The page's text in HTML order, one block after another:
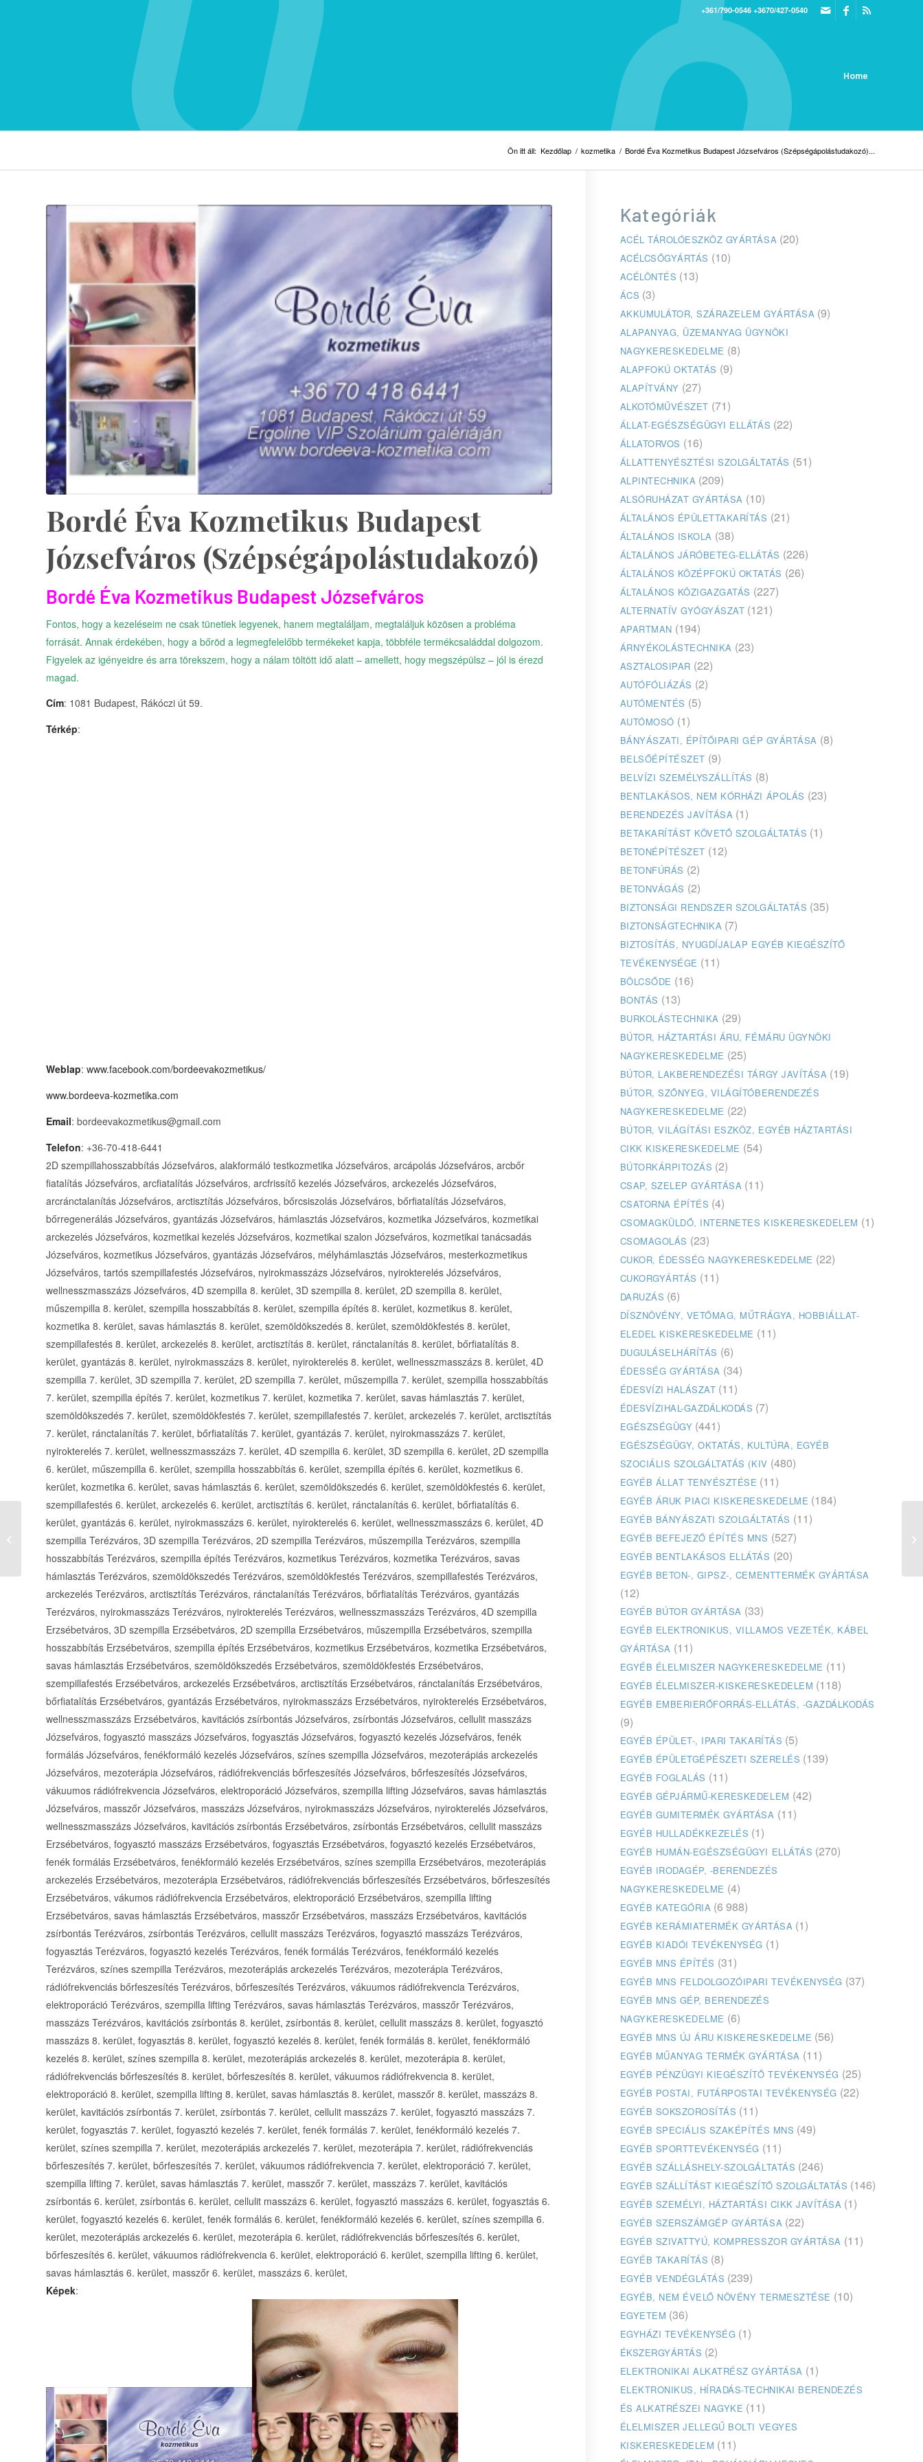
+361/790-0546 +3670/427-0540
Home
Ön itt áll: Kezdőlap / kozmetika / Bordé Éva Kozmetikus Budapest Józsefváros (Szépségápolástudakozó)...
Bordé Éva Kozmetikus Budapest
Józsefváros (Szépségápolástudakozó)
Bordé Éva Kozmetikus Budapest Józsefváros
Fontos, hogy a kezeléseim ne csak tünetiek legyenek, hanem megtaláljam, megtaláljuk közösen a probléma
forrását. Annak érdekében, hogy a bőröd a legmegfelelőbb termékeket kapja, többféle termékcsaláddal dolgozom.
Figyelek az igényeidre és arra törekszem, hogy a nálam töltött idő alatt – amellett, hogy megszépülsz – jól is érezd
magad.
Cím: 1081 Budapest, Rákóczi út 59.
Térkép:
Weblap: www.facebook.com/bordeevakozmetikus/
www.bordeeva-kozmetika.com
Email: bordeevakozmetikus@gmail.com
Telefon: +36-70-418-6441
2D szempillahosszabbítás Józsefváros, alakformáló testkozmetika Józsefváros, arcápolás Józsefváros, arcbőr
fiatalítás Józsefváros, arcfiatalítás Józsefváros, arcfrissítő kezelés Józsefváros, arckezelés Józsefváros,
arcránctalanítás Józsefváros, arctisztítás Józsefváros, bőrcsiszolás Józsefváros, bőrfiatalítás Józsefváros,
bőrregenerálás Józsefváros, gyantázás Józsefváros, hámlasztás Józsefváros, kozmetika Józsefváros, kozmetikai
arckezelés Józsefváros, kozmetikai kezelés Józsefváros, kozmetikai szalon Józsefváros, kozmetikai tanácsadás
Józsefváros, kozmetikus Józsefváros, gyantázás Józsefváros, mélyhámlasztás Józsefváros, mesterkozmetikus
Józsefváros, tartós szempillafestés Józsefváros, nyirokmasszázs Józsefváros, nyirokterelés Józsefváros,
wellnesszmasszázs Józsefváros, 4D szempilla 8. kerület, 3D szempilla 8. kerület, 2D szempilla 8. kerület,
műszempilla 8. kerület, szempilla hosszabbítás 8. kerület, szempilla építés 8. kerület, kozmetikus 8. kerület,
kozmetika 8. kerület, savas hámlasztás 8. kerület, szemöldökszedés 8. kerület, szemöldökfestés 8. kerület,
szempillafestés 8. kerület, arckezelés 8. kerület, arctisztítás 8. kerület, ránctalanítás 8. kerület, bőrfiatalítás 8.
kerület, gyantázás 8. kerület, nyirokmasszázs 8. kerület, nyirokterelés 8. kerület, wellnesszmasszázs 8. kerület, 4D
szempilla 7. kerület, 3D szempilla 7. kerület, 2D szempilla 7. kerület, műszempilla 7. kerület, szempilla hosszabbítás
7. kerület, szempilla építés 7. kerület, kozmetikus 7. kerület, kozmetika 7. kerület, savas hámlasztás 7. kerület,
szemöldökszedés 7. kerület, szemöldökfestés 7. kerület, szempillafestés 7. kerület, arckezelés 7. kerület, arctisztítás
7. kerület, ránctalanítás 7. kerület, bőrfiatalítás 7. kerület, gyantázás 7. kerület, nyirokmasszázs 7. kerület,
nyirokterelés 7. kerület, wellnesszmasszázs 7. kerület, 4D szempilla 6. kerület, 3D szempilla 6. kerület, 2D szempilla
6. kerület, műszempilla 6. kerület, szempilla hosszabbítás 6. kerület, szempilla építés 6. kerület, kozmetikus 6.
kerület, kozmetika 6. kerület, savas hámlasztás 6. kerület, szemöldökszedés 6. kerület, szemöldökfestés 6. kerület,
szempillafestés 6. kerület, arckezelés 6. kerület, arctisztítás 6. kerület, ránctalanítás 6. kerület, bőrfiatalítás 6.
kerület, gyantázás 6. kerület, nyirokmasszázs 6. kerület, nyirokterelés 6. kerület, wellnesszmasszázs 6. kerület, 4D
szempilla Terézváros, 3D szempilla Terézváros, 2D szempilla Terézváros, műszempilla Terézváros, szempilla
hosszabbítás Terézváros, szempilla építés Terézváros, kozmetikus Terézváros, kozmetika Terézváros, savas
hámlasztás Terézváros, szemöldökszedés Terézváros, szemöldökfestés Terézváros, szempillafestés Terézváros,
arckezelés Terézváros, arctisztítás Terézváros, ránctalanítás Terézváros, bőrfiatalítás Terézváros, gyantázás
Terézváros, nyirokmasszázs Terézváros, nyirokterelés Terézváros, wellnesszmasszázs Terézváros, 4D szempilla
Erzsébetváros, 3D szempilla Erzsébetváros, 2D szempilla Erzsébetváros, műszempilla Erzsébetváros, szempilla
hosszabbítás Erzsébetváros, szempilla építés Erzsébetváros, kozmetikus Erzsébetváros, kozmetika Erzsébetváros,
savas hámlasztás Erzsébetváros, szemöldökszedés Erzsébetváros, szemöldökfestés Erzsébetváros,
szempillafestés Erzsébetváros, arckezelés Erzsébetváros, arctisztítás Erzsébetváros, ránctalanítás Erzsébetváros,
bőrfiatalítás Erzsébetváros, gyantázás Erzsébetváros, nyirokmasszázs Erzsébetváros, nyirokterelés Erzsébetváros,
wellnesszmasszázs Erzsébetváros, kavitációs zsírbontás Józsefváros, zsírbontás Józsefváros, cellulit masszázs
Józsefváros, fogyasztó masszázs Józsefváros, fogyasztás Józsefváros, fogyasztó kezelés Józsefváros, fenék
formálás Józsefváros, fenékformáló kezelés Józsefváros, színes szempilla Józsefváros, mezoterápiás arckezelés
Józsefváros, mezoterápia Józsefváros, rádiófrekvenciás bőrfeszesítés Józsefváros, bőrfeszesítés Józsefváros,
vákuumos rádiófrekvencia Józsefváros, elektroporáció Józsefváros, szempilla lifting Józsefváros, savas hámlasztás
Józsefváros, masszőr Józsefváros, masszázs Józsefváros, nyirokmasszázs Józsefváros, nyirokterelés Józsefváros,
wellnesszmasszázs Józsefváros, kavitációs zsírbontás Erzsébetváros, zsírbontás Erzsébetváros, cellulit masszázs
Erzsébetváros, fogyasztó masszázs Erzsébetváros, fogyasztás Erzsébetváros, fogyasztó kezelés Erzsébetváros,
fenék formálás Erzsébetváros, fenékformáló kezelés Erzsébetváros, színes szempilla Erzsébetváros, mezoterápiás
arckezelés Erzsébetváros, mezoterápia Erzsébetváros, rádiófrekvenciás bőrfeszesítés Erzsébetváros, bőrfeszesítés
Erzsébetváros, vákumos rádiófrekvencia Erzsébetváros, elektroporáció Erzsébetváros, szempilla lifting
Erzsébetváros, savas hámlasztás Erzsébetváros, masszőr Erzsébetváros, masszázs Erzsébetváros, kavitációs
zsírbontás Terézváros, zsírbontás Terézváros, cellulit masszázs Terézváros, fogyasztó masszázs Terézváros,
fogyasztás Terézváros, fogyasztó kezelés Terézváros, fenék formálás Terézváros, fenékformáló kezelés
Terézváros, színes szempilla Terézváros, mezoterápiás arckezelés Terézváros, mezoterápia Terézváros,
rádiófrekvenciás bőrfeszesítés Terézváros, bőrfeszesítés Terézváros, vákuumos rádiófrekvencia Terézváros,
elektroporáció Terézváros, szempilla lifting Terézváros, savas hámlasztás Terézváros, masszőr Terézváros,
masszázs Terézváros, kavitációs zsírbontás 8. kerület, zsírbontás 8. kerület, cellulit masszázs 8. kerület, fogyasztó
masszázs 8. kerület, fogyasztás 8. kerület, fogyasztó kezelés 8. kerület, fenék formálás 8. kerület, fenékformáló
kezelés 8. kerület, színes szempilla 8. kerület, mezoterápiás arckezelés 8. kerület, mezoterápia 8. kerület,
rádiófrekvenciás bőrfeszesítés 8. kerület, bőrfeszesítés 8. kerület, vákuumos rádiófrekvencia 8. kerület,
elektroporáció 8. kerület, szempilla lifting 8. kerület, savas hámlasztás 8. kerület, masszőr 8. kerület, masszázs 8.
kerület, kavitációs zsírbontás 7. kerület, zsírbontás 7. kerület, cellulit masszázs 7. kerület, fogyasztó masszázs 7.
kerület, fogyasztás 7. kerület, fogyasztó kezelés 7. kerület, fenék formálás 7. kerület, fenékformáló kezelés 7.
kerület, színes szempilla 7. kerület, mezoterápiás arckezelés 7. kerület, mezoterápia 7. kerület, rádiófrekvenciás
bőrfeszesítés 7. kerület, bőrfeszesítés 7. kerület, vákuumos rádiófrekvencia 7. kerület, elektroporáció 7. kerület,
szempilla lifting 7. kerület, savas hámlasztás 7. kerület, masszőr 7. kerület, masszázs 7. kerület, kavitációs
zsírbontás 6. kerület, zsírbontás 6. kerület, cellulit masszázs 6. kerület, fogyasztó masszázs 6. kerület, fogyasztás 6.
kerület, fogyasztó kezelés 6. kerület, fenék formálás 6. kerület, fenékformáló kezelés 6. kerület, színes szempilla 6.
kerület, mezoterápiás arckezelés 6. kerület, mezoterápia 6. kerület, rádiófrekvenciás bőrfeszesítés 6. kerület,
bőrfeszesítés 6. kerület, vákuumos rádiófrekvencia 6. kerület, elektroporáció 6. kerület, szempilla lifting 6. kerület,
savas hámlasztás 6. kerület, masszőr 6. kerület, masszázs 6. kerület,
Képek:
Kategóriák
ACÉL TÁROLÓESZKÖZ GYÁRTÁSA (20)
ACÉLCSŐGYÁRTÁS (10)
ACÉLÖNTÉS (13)
ÁCS (3)
AKKUMULÁTOR, SZÁRAZELEM GYÁRTÁSA (9)
ALAPANYAG, ÜZEMANYAG ÜGYNÖKI
NAGYKERESKEDELME (8)
ALAPFOKÚ OKTATÁS (9)
ALAPÍTVÁNY (27)
ALKOTÓMŰVÉSZET (71)
ÁLLAT-EGÉSZSÉGÜGYI ELLÁTÁS (22)
ÁLLATORVOS (16)
ÁLLATTENYÉSZTÉSI SZOLGÁLTATÁS (51)
ALPINTECHNIKA (209)
ALSÓRUHÁZAT GYÁRTÁSA (10)
ÁLTALÁNOS ÉPÜLETTAKARÍTÁS (21)
ÁLTALÁNOS ISKOLA (38)
ÁLTALÁNOS JÁRÓBETEG-ELLÁTÁS (226)
ÁLTALÁNOS KÖZÉPFOKÚ OKTATÁS (26)
ÁLTALÁNOS KÖZIGAZGATÁS (227)
ALTERNATÍV GYÓGYÁSZAT (121)
APARTMAN (194)
ÁRNYÉKOLÁSTECHNIKA (23)
ASZTALOSIPAR (22)
AUTÓFÓLIÁZÁS (2)
AUTÓMENTÉS (5)
AUTÓMOSÓ (1)
BÁNYÁSZATI, ÉPÍTŐIPARI GÉP GYÁRTÁSA (8)
BELSŐÉPÍTÉSZET (9)
BELVÍZI SZEMÉLYSZÁLLÍTÁS (8)
BENTLAKÁSOS, NEM KÓRHÁZI ÁPOLÁS (23)
BERENDEZÉS JAVÍTÁSA (1)
BETAKARÍTÁST KÖVETŐ SZOLGÁLTATÁS (1)
BETONÉPÍTÉSZET (12)
BETONFÚRÁS (2)
BETONVÁGÁS (2)
BIZTONSÁGI RENDSZER SZOLGÁLTATÁS (35)
BIZTONSÁGTECHNIKA (7)
BIZTOSÍTÁS, NYUGDÍJALAP EGYÉB KIEGÉSZÍTŐ
TEVÉKENYSÉGE (11)
BÖLCSŐDE (16)
BONTÁS (13)
BURKOLÁSTECHNIKA (29)
BÚTOR, HÁZTARTÁSI ÁRU, FÉMÁRU ÜGYNÖKI
NAGYKERESKEDELME (25)
BÚTOR, LAKBERENDEZÉSI TÁRGY JAVÍTÁSA (19)
BÚTOR, SZŐNYEG, VILÁGÍTÓBERENDEZÉS
NAGYKERESKEDELME (22)
BÚTOR, VILÁGÍTÁSI ESZKÖZ, EGYÉB HÁZTARTÁSI
CIKK KISKERESKEDELME (54)
BÚTORKÁRPITOZÁS (2)
CSAP, SZELEP GYÁRTÁSA (11)
CSATORNA ÉPÍTÉS (4)
CSOMAGKÜLDŐ, INTERNETES KISKERESKEDELEM (1)
CSOMAGOLÁS (23)
CUKOR, ÉDESSÉG NAGYKERESKEDELME (22)
CUKORGYÁRTÁS (11)
DARUZÁS (6)
DÍSZNÖVÉNY, VETŐMAG, MŰTRÁGYA, HOBBIÁLLAT-
ELEDEL KISKERESKEDELME (11)
DUGULÁSELHÁRÍTÁS (6)
ÉDESSÉG GYÁRTÁSA (34)
ÉDESVÍZI HALÁSZAT (11)
ÉDESVÍZIHAL-GAZDÁLKODÁS (7)
EGÉSZSÉGÜGY (441)
EGÉSZSÉGÜGY, OKTATÁS, KULTÚRA, EGYÉB
SZOCIÁLIS SZOLGÁLTATÁS (KIV (480)
EGYÉB ÁLLAT TENYÉSZTÉSE (11)
EGYÉB ÁRUK PIACI KISKERESKEDELME (184)
EGYÉB BÁNYÁSZATI SZOLGÁLTATÁS (11)
EGYÉB BEFEJEZŐ ÉPÍTÉS MNS (527)
EGYÉB BENTLAKÁSOS ELLÁTÁS (20)
EGYÉB BETON-, GIPSZ-, CEMENTTERMÉK GYÁRTÁSA
(12)
EGYÉB BÚTOR GYÁRTÁSA (33)
EGYÉB ELEKTRONIKUS, VILLAMOS VEZETÉK, KÁBEL
GYÁRTÁSA (11)
EGYÉB ÉLELMISZER NAGYKERESKEDELME (11)
EGYÉB ÉLELMISZER-KISKERESKEDELEM (118)
EGYÉB EMBERIERŐFORRÁS-ELLÁTÁS, -GAZDÁLKODÁS
(9)
EGYÉB ÉPÜLET-, IPARI TAKARÍTÁS (5)
EGYÉB ÉPÜLETGÉPÉSZETI SZERELÉS (139)
EGYÉB FOGLALÁS (11)
EGYÉB GÉPJÁRMŰ-KERESKEDELEM (42)
EGYÉB GUMITERMÉK GYÁRTÁSA (11)
EGYÉB HULLADÉKKEZELÉS (1)
EGYÉB HUMÁN-EGÉSZSÉGÜGYI ELLÁTÁS (270)
EGYÉB IRODAGÉP, -BERENDEZÉS
NAGYKERESKEDELME (4)
EGYÉB KATEGÓRIA (6 988)
EGYÉB KERÁMIATERMÉK GYÁRTÁSA (1)
EGYÉB KIADÓI TEVÉKENYSÉG (1)
EGYÉB MNS ÉPÍTÉS (31)
EGYÉB MNS FELDOLGOZÓIPARI TEVÉKENYSÉG (37)
EGYÉB MNS GÉP, BERENDEZÉS
NAGYKERESKEDELME (6)
EGYÉB MNS ÚJ ÁRU KISKERESKEDELME (56)
EGYÉB MŰANYAG TERMÉK GYÁRTÁSA (11)
EGYÉB PÉNZÜGYI KIEGÉSZÍTŐ TEVÉKENYSÉG (25)
EGYÉB POSTAI, FUTÁRPOSTAI TEVÉKENYSÉG (22)
EGYÉB SOKSZOROSÍTÁS (11)
EGYÉB SPECIÁLIS SZAKÉPÍTÉS MNS (49)
EGYÉB SPORTTEVÉKENYSÉG (11)
EGYÉB SZÁLLÁSHELY-SZOLGÁLTATÁS (246)
EGYÉB SZÁLLÍTÁST KIEGÉSZÍTŐ SZOLGÁLTATÁS (146)
EGYÉB SZEMÉLYI, HÁZTARTÁSI CIKK JAVÍTÁSA (1)
EGYÉB SZERSZÁMGÉP GYÁRTÁSA (22)
EGYÉB SZIVATTYÚ, KOMPRESSZOR GYÁRTÁSA (11)
EGYÉB TAKARÍTÁS (8)
EGYÉB VENDÉGLÁTÁS (239)
EGYÉB, NEM ÉVELŐ NÖVÉNY TERMESZTÉSE (10)
EGYETEM (36)
EGYHÁZI TEVÉKENYSÉG (1)
ÉKSZERGYÁRTÁS (2)
ELEKTRONIKAI ALKATRÉSZ GYÁRTÁSA (1)
ELEKTRONIKUS, HÍRADÁS-TECHNIKAI BERENDEZÉS
ÉS ALKATRÉSZEI NAGYKE (11)
ÉLELMISZER JELLEGŰ BOLTI VEGYES
KISKERESKEDELEM (11)
AMIRA Szépségszalon
(Szépségápolástudakozó)